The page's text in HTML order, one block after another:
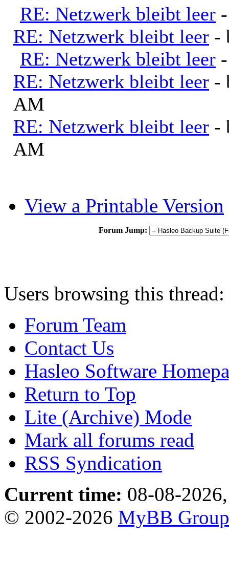
RE: Netzwerk bleibt leer
RE: Netzwerk bleibt leer -
RE: Netzwerk bleibt leer
RE: Netzwerk bleibt leer -
AM
RE: Netzwerk bleibt leer -
AM
View a Printable Version
Forum Jump:
Users browsing this
Forum Team
Contact Us
Hasleo Software
Return to Top
Lite (Archive) Mode
Mark all forums read
RSS Syndication
Current time: 08-08-
© 2002-2026 MyBB Group